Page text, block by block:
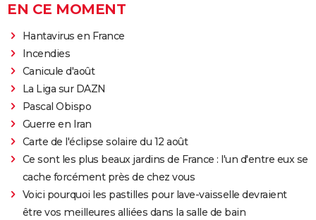
EN CE MOMENT
Hantavirus en France
Incendies
Canicule d'août
La Liga sur DAZN
Pascal Obispo
Guerre en Iran
Carte de l'éclipse solaire du 12 août
Ce sont les plus beaux jardins de France : l'un d'entre eux se
cache forcément près de chez vous
Voici pourquoi les pastilles pour lave-vaisselle devraient
être vos meilleures alliées dans la salle de bain